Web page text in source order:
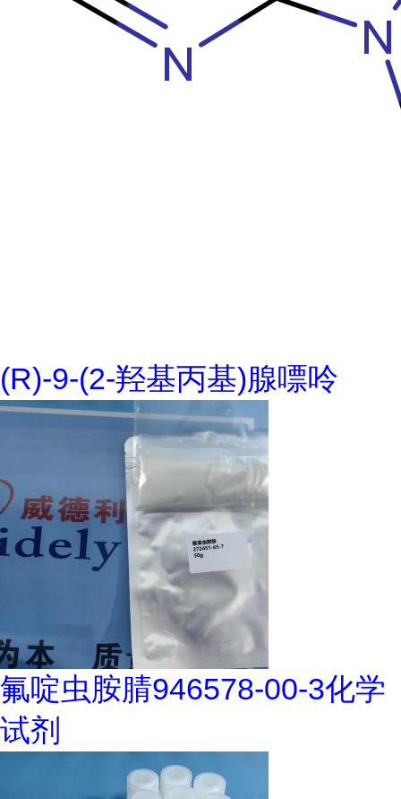
(R)-9-(2-羟基丙基)腺嘌呤
氟啶虫胺腈946578-00-3化学
试剂